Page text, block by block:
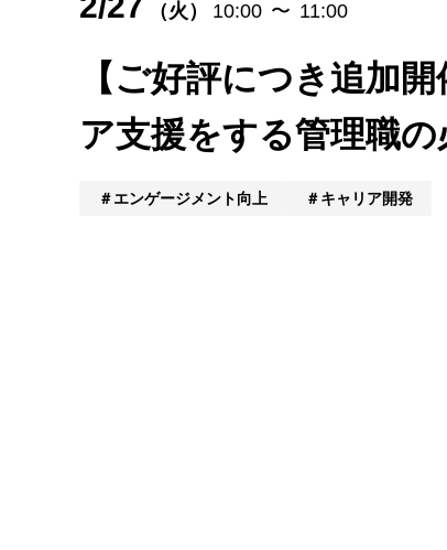
（火） 10:00 〜 11:00
【ご好評につき追加
ア支援をする管理職の
エンゲージメント向上 キャリア開発